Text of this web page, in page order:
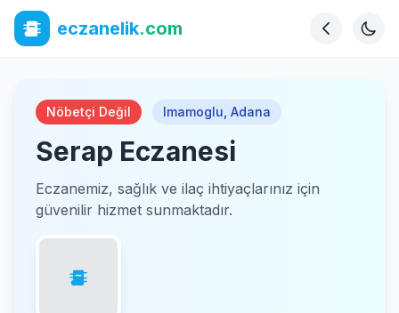
eczanelik.com
Nöbetçi Değil Imamoglu Adana
Serap Eczanesi
Eczanemiz, sağlık ve ilaç ihtiyaçlarınız için
güvenilir hizmet sunmaktadır.